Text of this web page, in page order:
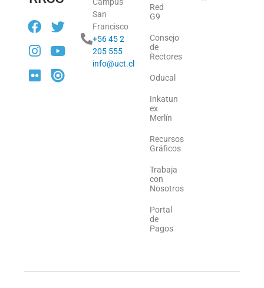
San
Francisco
+56 45 2
205 555
info@uct.cl
Red
G9
Consejo
de
Rectores
Oducal
Inkatun
ex
Merlín
Recursos
Gráficos
Trabaja
con
Nosotros
Portal
de
Pagos